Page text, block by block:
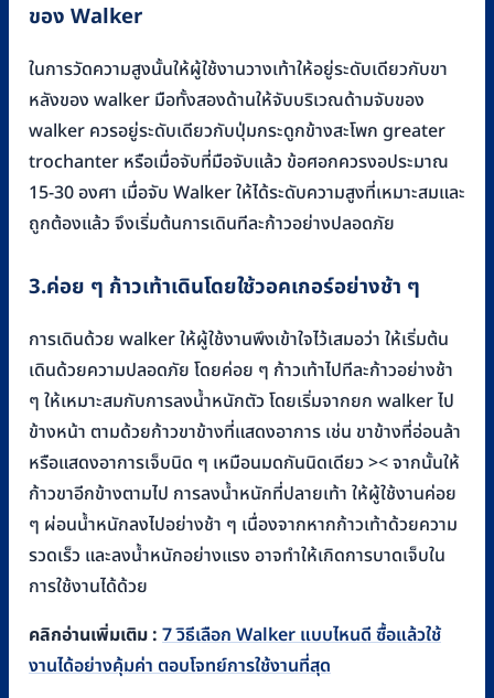
ของ Walker
ในการวัดความสูงนั้นให้ผู้ใช้งานวางเท้าให้อยู่ระดับเดียวกับขา
หลังของ walker มือทั้งสองด้านให้จับบริเวณด้ามจับของ
walker ควรอยู่ระดับเดียวกับปุ่มกระดูกข้างสะโพก greater
trochanter หรือเมื่อจับที่มือจับแล้ว ข้อศอกควรงอประมาณ
15-30 องศา เมื่อจับ Walker ให้ได้ระดับความสูงที่เหมาะสมและ
ถูกต้องแล้ว จึงเริ่มต้นการเดินทีละก้าวอย่างปลอดภัย
3.ค่อย ๆ ก้าวเท้าเดินโดยใช้วอคเกอร์อย่างช้า ๆ
การเดินด้วย walker ให้ผู้ใช้งานพึงเข้าใจไว้เสมอว่า ให้เริ่มต้น
เดินด้วยความปลอดภัย โดยค่อย ๆ ก้าวเท้าไปทีละก้าวอย่างช้า
ๆ ให้เหมาะสมกับการลงน้ำหนักตัว โดยเริ่มจากยก walker ไป
ข้างหน้า ตามด้วยก้าวขาข้างที่แสดงอาการ เช่น ขาข้างที่อ่อนล้า
หรือแสดงอาการเจ็บนิด ๆ เหมือนมดกันนิดเดียว >< จากนั้นให้
ก้าวขาอีกข้างตามไป การลงน้ำหนักที่ปลายเท้า ให้ผู้ใช้งานค่อย
ๆ ผ่อนน้ำหนักลงไปอย่างช้า ๆ เนื่องจากหากก้าวเท้าด้วยความ
รวดเร็ว และลงน้ำหนักอย่างแรง อาจทำให้เกิดการบาดเจ็บใน
การใช้งานได้ด้วย
คลิกอ่านเพิ่มเติม : 7 วิธีเลือก Walker แบบไหนดี ซื้อแล้วใช้
งานได้อย่างคุ้มค่า ตอบโจทย์การใช้งานที่สุด